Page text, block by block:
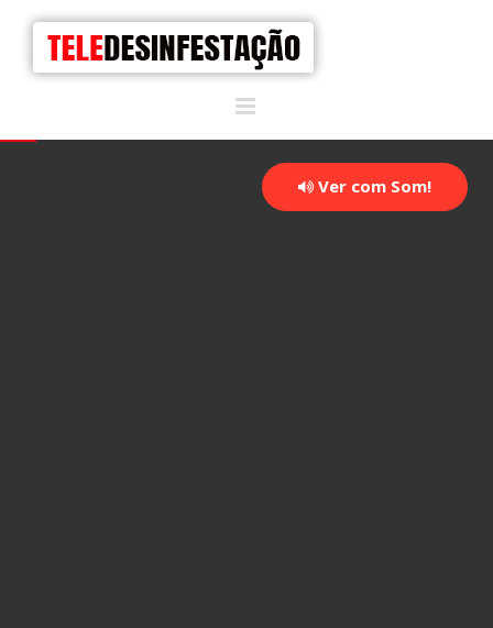
Ver com Som!